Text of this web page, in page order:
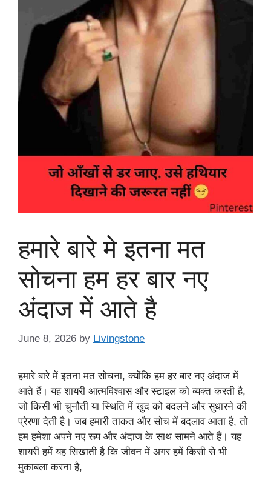
हमारे बारे मे इतना मत
सोचना हम हर बार नए
अंदाज में आते है
June 8, 2026 by Livingstone
हमारे बारे में इतना मत सोचना, क्योंकि हम हर बार नए अंदाज में
आते हैं। यह शायरी आत्मविश्वास और स्टाइल को व्यक्त करती है,
जो किसी भी चुनौती या स्थिति में खुद को बदलने और सुधारने की
प्रेरणा देती है। जब हमारी ताकत और सोच में बदलाव आता है, तो
हम हमेशा अपने नए रूप और अंदाज के साथ सामने आते हैं। यह
शायरी हमें यह सिखाती है कि जीवन में अगर हमें किसी से भी
मुकाबला करना है,